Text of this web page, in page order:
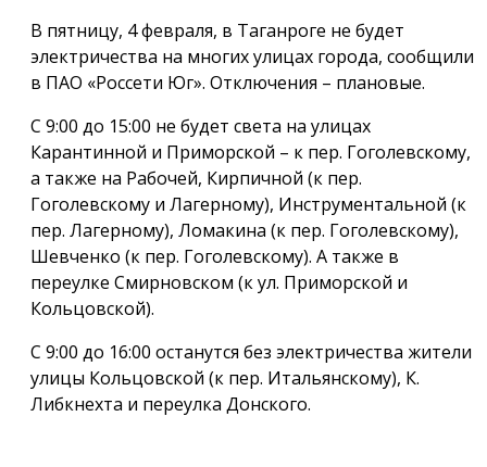
В пятницу, 4 февраля, в Таганроге не будет
электричества на многих улицах города, сообщили
в ПАО «Россети Юг». Отключения – плановые.
С 9:00 до 15:00 не будет света на улицах
Карантинной и Приморской – к пер. Гоголевскому,
а также на Рабочей, Кирпичной (к пер.
Гоголевскому и Лагерному), Инструментальной (к
пер. Лагерному), Ломакина (к пер. Гоголевскому),
Шевченко (к пер. Гоголевскому). А также в
переулке Смирновском (к ул. Приморской и
Кольцовской).
С 9:00 до 16:00 останутся без электричества жители
улицы Кольцовской (к пер. Итальянскому), К.
Либкнехта и переулка Донского.